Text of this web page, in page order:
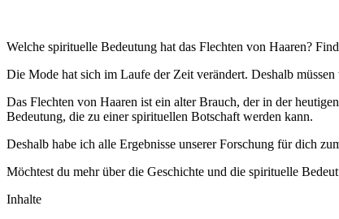
Welche spirituelle Bedeutung hat das Flechten von Haaren?
Die Mode hat sich im Laufe der Zeit verändert. Deshalb
Das Flechten von Haaren ist ein alter Brauch, der in der
Bedeutung, die zu einer spirituellen Botschaft werden kann.
Deshalb habe ich alle Ergebnisse unserer Forschung für dich
Möchtest du mehr über die Geschichte und die spirituelle
Inhalte